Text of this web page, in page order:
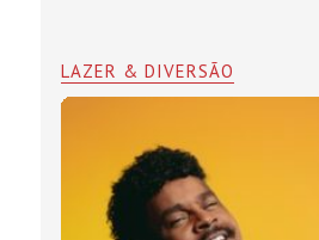
LAZER & DIVERSÃO